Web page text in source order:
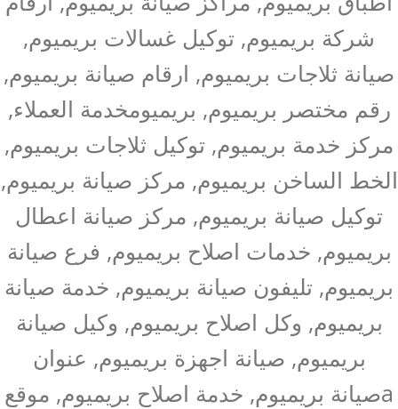
شركة بريميوم, توكيل غسالات بريميوم,
صيانة ثلاجات بريميوم, ارقام صيانة بريميوم,
رقم مختصر بريميوم, بريميومخدمة العملاء,
مركز خدمة بريميوم, توكيل ثلاجات بريميوم,
الخط الساخن بريميوم, مركز صيانة بريميوم,
توكيل صيانة بريميوم, مركز صيانة اعطال
بريميوم, خدمات اصلاح بريميوم, فرع صيانة
بريميوم, تليفون صيانة بريميوم, خدمة صيانة
بريميوم, وكل اصلاح بريميوم, وكيل صيانة
بريميوم, صيانة اجهزة بريميوم, عنوان
aصيانة بريميوم, خدمة اصلاح بريميوم, موقع